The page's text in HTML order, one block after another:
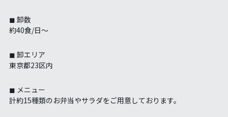
◼︎ 卸数
約40食/日〜
◼︎ 卸エリア
東京都23区内
◼︎ メニュー
計約15種類のお弁当やサラダをご用意しております。